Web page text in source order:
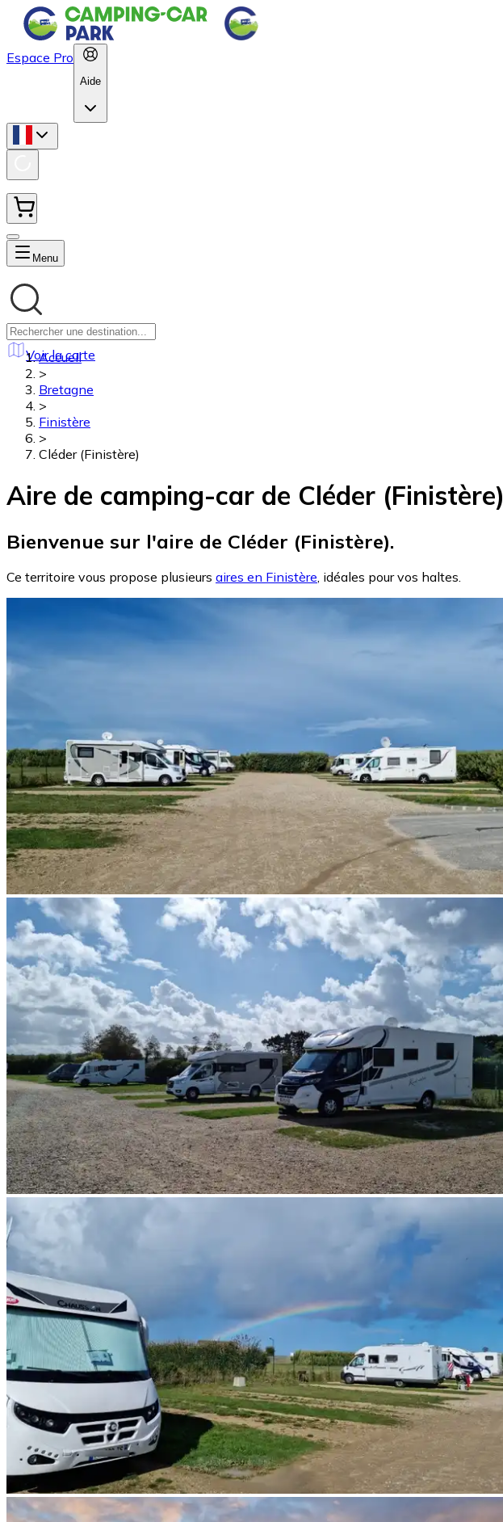
Espace Pro
Aide
Menu
Voir la carte
Accueil
>
Bretagne
>
Finistère
>
Cléder (Finistère)
Aire de camping-car de Cléder (Finistère)
Bienvenue sur l'aire de Cléder (Finistère).
Ce territoire vous propose plusieurs aires en Finistère, idéales pour vos haltes.